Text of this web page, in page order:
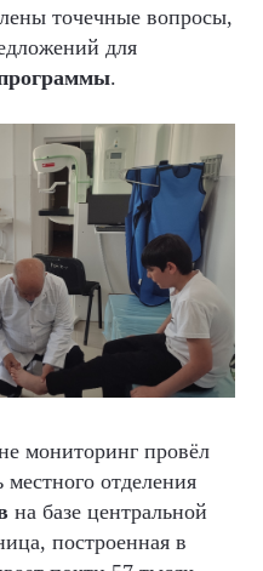
точечные вопросы,
для
.
мониторинг провёл
отделения
на базе центральной
построенная в